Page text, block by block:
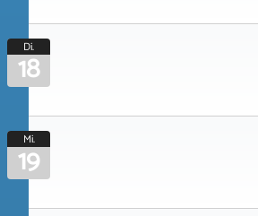
Di.
18
Mi.
19